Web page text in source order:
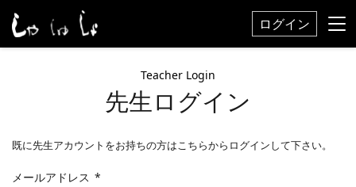
ログイン
Teacher Login
先生ログイン
既に先生アカウントをお持ちの方はこちらからログインして下さい。
メールアドレス *